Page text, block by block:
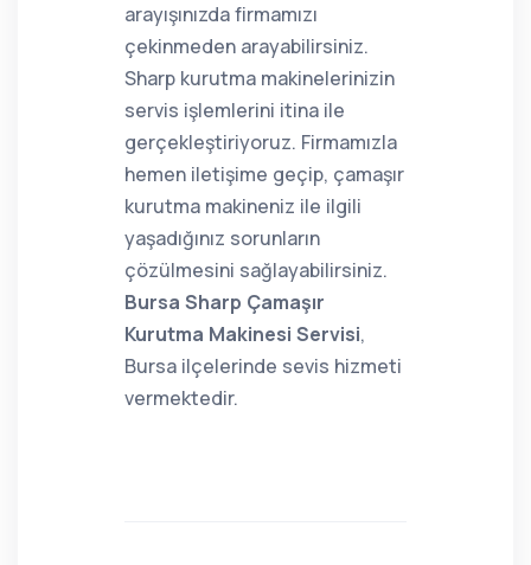
arayışınızda firmamızı
çekinmeden arayabilirsiniz.
Sharp kurutma makinelerinizin
servis işlemlerini itina ile
gerçekleştiriyoruz. Firmamızla
hemen iletişime geçip, çamaşır
kurutma makineniz ile ilgili
yaşadığınız sorunların
çözülmesini sağlayabilirsiniz.
Bursa Sharp Çamaşır
Kurutma Makinesi Servisi,
Bursa ilçelerinde sevis hizmeti
vermektedir.